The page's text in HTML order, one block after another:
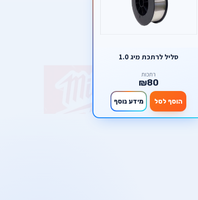
סליל לרתכת מיג 1.0
רתכות
₪80
הוסף לסל מידע נוסף